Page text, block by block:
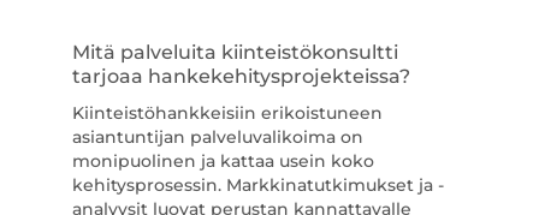
Mitä palveluita kiinteistökonsultti
tarjoaa hankekehitysprojekteissa?
Kiinteistöhankkeisiin erikoistuneen
asiantuntijan palveluvalikoima on
monipuolinen ja kattaa usein koko
kehitysprosessin. Markkinatutkimukset ja -
analyysit luovat perustan kannattavalle